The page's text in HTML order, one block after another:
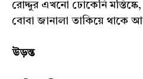
রোদ্দুর এখনো ঢোকেনি মস্তিষ্কে,
বোবা জানালা তাকিয়ে থাকে
উড়ন্ত